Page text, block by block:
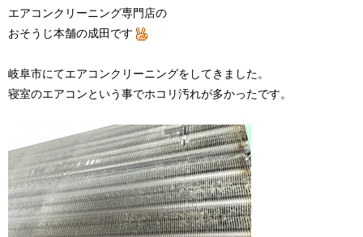
エアコンクリーニング専門店の
おそうじ本舗の成田です
岐阜市にてエアコンクリーニングをしてきました。
寝室のエアコンという事でホコリ汚れが多かったです。